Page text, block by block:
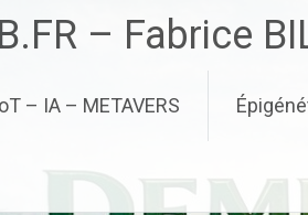
– Fabrice
– IA – METAVERS